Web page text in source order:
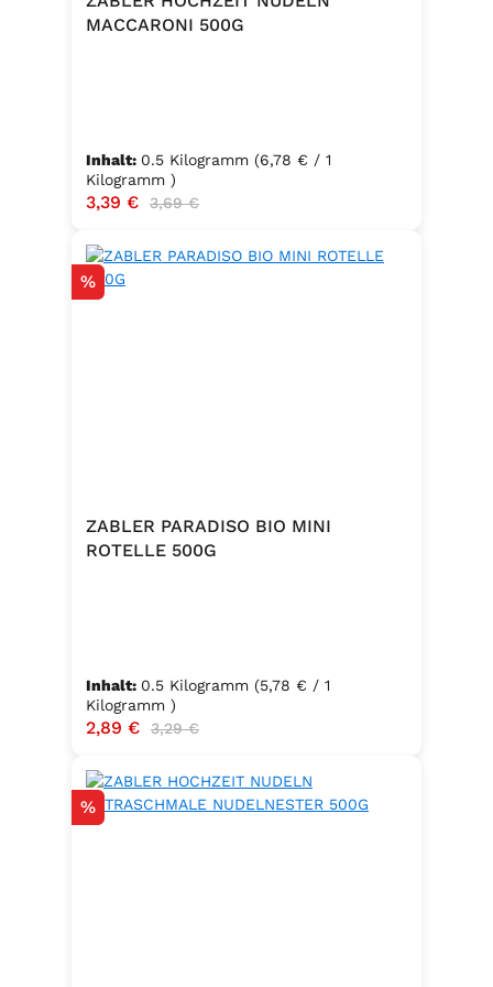
MACCARONI 500G
Inhalt: 0.5 Kilogramm (6,78 € / 1
Kilogramm )
Verkaufspreis:
3,39 € Regulärer Preis:
3,69 €
Rabatt
%
ZABLER PARADISO BIO MINI
ROTELLE 500G
Inhalt: 0.5 Kilogramm (5,78 € / 1
Kilogramm )
Verkaufspreis:
2,89 € Regulärer Preis:
3,29 €
Rabatt
%